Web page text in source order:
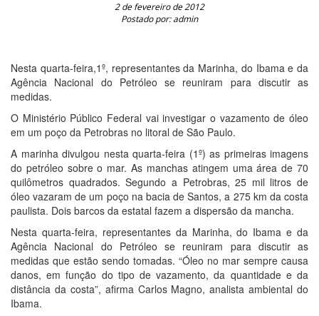
2 de fevereiro de 2012
Postado por: admin
Nesta quarta-feira,1º, representantes da Marinha, do Ibama e da
Agência Nacional do Petróleo se reuniram para discutir as
medidas.
O Ministério Público Federal vai investigar o vazamento de óleo
em um poço da Petrobras no litoral de São Paulo.
A marinha divulgou nesta quarta-feira (1º) as primeiras imagens
do petróleo sobre o mar. As manchas atingem uma área de 70
quilômetros quadrados. Segundo a Petrobras, 25 mil litros de
óleo vazaram de um poço na bacia de Santos, a 275 km da costa
paulista. Dois barcos da estatal fazem a dispersão da mancha.
Nesta quarta-feira, representantes da Marinha, do Ibama e da
Agência Nacional do Petróleo se reuniram para discutir as
medidas que estão sendo tomadas. “Óleo no mar sempre causa
danos, em função do tipo de vazamento, da quantidade e da
distância da costa”, afirma Carlos Magno, analista ambiental do
Ibama.